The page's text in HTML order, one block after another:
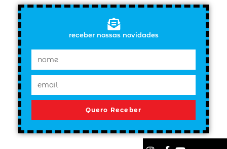
receber nossas novidades
Quero Receber